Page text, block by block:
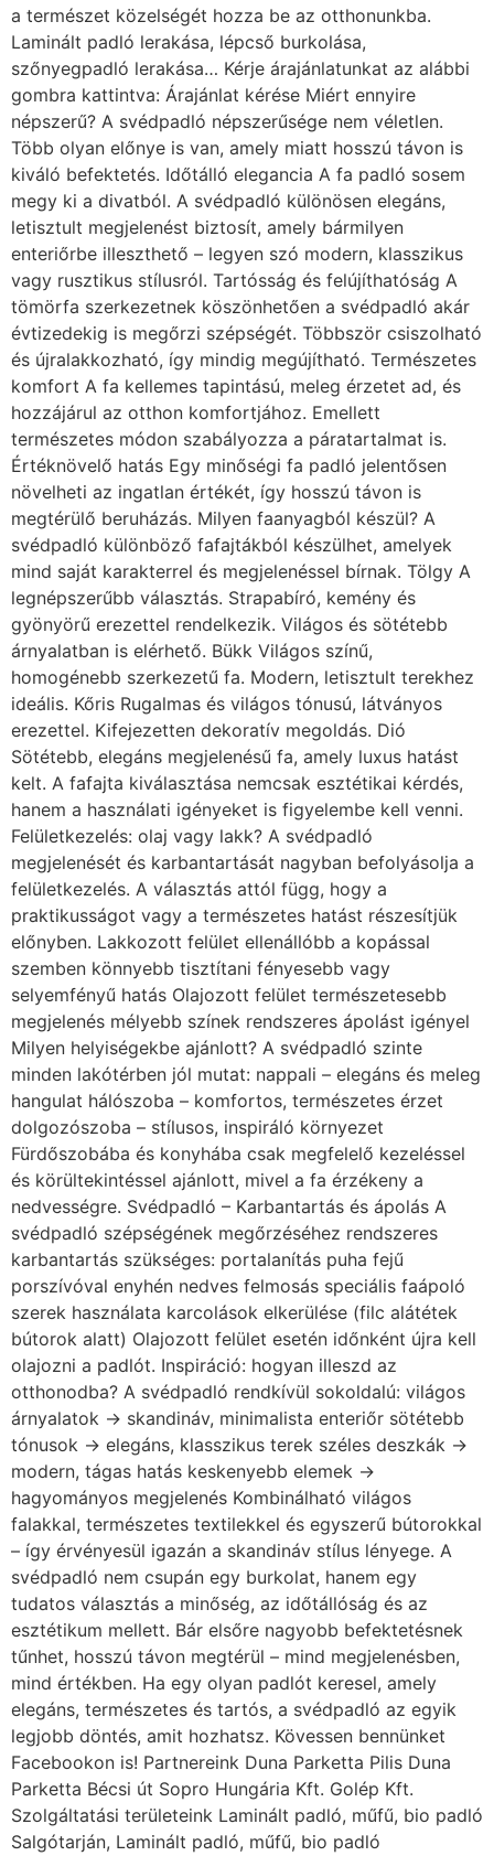
a természet közelségét hozza be az otthonunkba.
Laminált padló lerakása, lépcső burkolása,
szőnyegpadló lerakása… Kérje árajánlatunkat az alábbi
gombra kattintva: Árajánlat kérése Miért ennyire
népszerű? A svédpadló népszerűsége nem véletlen.
Több olyan előnye is van, amely miatt hosszú távon is
kiváló befektetés. Időtálló elegancia A fa padló sosem
megy ki a divatból. A svédpadló különösen elegáns,
letisztult megjelenést biztosít, amely bármilyen
enteriőrbe illeszthető – legyen szó modern, klasszikus
vagy rusztikus stílusról. Tartósság és felújíthatóság A
tömörfa szerkezetnek köszönhetően a svédpadló akár
évtizedekig is megőrzi szépségét. Többször csiszolható
és újralakkozható, így mindig megújítható. Természetes
komfort A fa kellemes tapintású, meleg érzetet ad, és
hozzájárul az otthon komfortjához. Emellett
természetes módon szabályozza a páratartalmat is.
Értéknövelő hatás Egy minőségi fa padló jelentősen
növelheti az ingatlan értékét, így hosszú távon is
megtérülő beruházás. Milyen faanyagból készül? A
svédpadló különböző fafajtákból készülhet, amelyek
mind saját karakterrel és megjelenéssel bírnak. Tölgy A
legnépszerűbb választás. Strapabíró, kemény és
gyönyörű erezettel rendelkezik. Világos és sötétebb
árnyalatban is elérhető. Bükk Világos színű,
homogénebb szerkezetű fa. Modern, letisztult terekhez
ideális. Kőris Rugalmas és világos tónusú, látványos
erezettel. Kifejezetten dekoratív megoldás. Dió
Sötétebb, elegáns megjelenésű fa, amely luxus hatást
kelt. A fafajta kiválasztása nemcsak esztétikai kérdés,
hanem a használati igényeket is figyelembe kell venni.
Felületkezelés: olaj vagy lakk? A svédpadló
megjelenését és karbantartását nagyban befolyásolja a
felületkezelés. A választás attól függ, hogy a
praktikusságot vagy a természetes hatást részesítjük
előnyben. Lakkozott felület ellenállóbb a kopással
szemben könnyebb tisztítani fényesebb vagy
selyemfényű hatás Olajozott felület természetesebb
megjelenés mélyebb színek rendszeres ápolást igényel
Milyen helyiségekbe ajánlott? A svédpadló szinte
minden lakótérben jól mutat: nappali – elegáns és meleg
hangulat hálószoba – komfortos, természetes érzet
dolgozószoba – stílusos, inspiráló környezet
Fürdőszobába és konyhába csak megfelelő kezeléssel
és körültekintéssel ajánlott, mivel a fa érzékeny a
nedvességre. Svédpadló – Karbantartás és ápolás A
svédpadló szépségének megőrzéséhez rendszeres
karbantartás szükséges: portalanítás puha fejű
porszívóval enyhén nedves felmosás speciális faápoló
szerek használata karcolások elkerülése (filc alátétek
bútorok alatt) Olajozott felület esetén időnként újra kell
olajozni a padlót. Inspiráció: hogyan illeszd az
otthonodba? A svédpadló rendkívül sokoldalú: világos
árnyalatok → skandináv, minimalista enteriőr sötétebb
tónusok → elegáns, klasszikus terek széles deszkák →
modern, tágas hatás keskenyebb elemek →
hagyományos megjelenés Kombinálható világos
falakkal, természetes textilekkel és egyszerű bútorokkal
– így érvényesül igazán a skandináv stílus lényege. A
svédpadló nem csupán egy burkolat, hanem egy
tudatos választás a minőség, az időtállóság és az
esztétikum mellett. Bár elsőre nagyobb befektetésnek
tűnhet, hosszú távon megtérül – mind megjelenésben,
mind értékben. Ha egy olyan padlót keresel, amely
elegáns, természetes és tartós, a svédpadló az egyik
legjobb döntés, amit hozhatsz. Kövessen bennünket
Facebookon is! Partnereink Duna Parketta Pilis Duna
Parketta Bécsi út Sopro Hungária Kft. Golép Kft.
Szolgáltatási területeink Laminált padló, műfű, bio padló
Salgótarján, Laminált padló, műfű, bio padló